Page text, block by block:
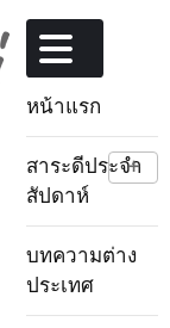
หน้าแรก
สาระดีประจำ
สัปดาห์
+
บทความต่าง
ประเทศ